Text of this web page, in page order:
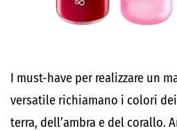
I must-have per realizzare un
versatile richiamano i colori
terra, dell’ambra e del corallo.